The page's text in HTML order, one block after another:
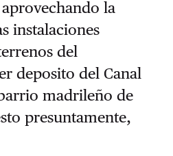
la
instalaciones
del
deposito del Canal
madrileño de
presuntamente,